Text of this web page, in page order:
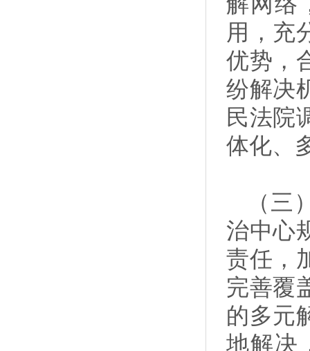
用，充
优势，
纷解决
民法院
体化、
（
治中心
责任，
完善覆
的多元
地解决